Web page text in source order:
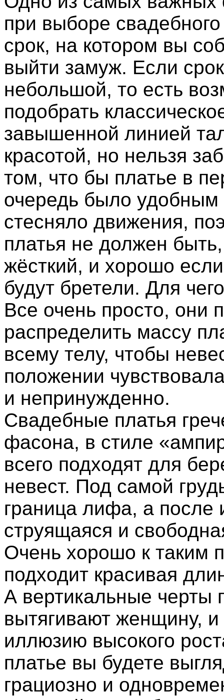
при выборе свадебного
срок, на котором вы
выйти замуж. Если срок
небольшой, то есть
подобрать
завышенной линией
красотой, но нельзя
том, что бы платье в
очередь было удобным
стесняло движения,
платья не должен
жёсткий, и хорошо
будут бретели. Для
Все очень просто, они
распределить массу
всему телу, чтобы
положении
и непринужденно.
Свадебные платья
фасона, в стиле
всего подходят для
невест. Под самой
граница лифа, а после
струящаяся и
Очень хорошо к таким
подходит красивая
А вертикальные черты
вытягивают женщину, и
иллюзию высокого
платье вы будете
грациозно и